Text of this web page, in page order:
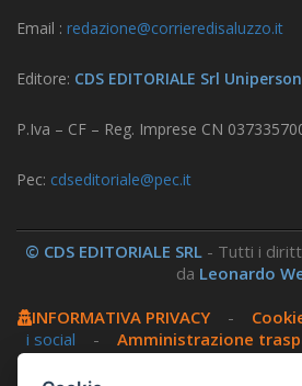
Email : redazione@corrieredisaluzzo.it
Editore: CDS EDITORIALE Srl
P.Iva – CF – Reg. Imprese CN
Pec: cdseditoriale@pec.it
© CDS EDITORIALE SRL - Tutti i
da Leonardo
INFORMATIVA PRIVACY-
i social - Amministrazione